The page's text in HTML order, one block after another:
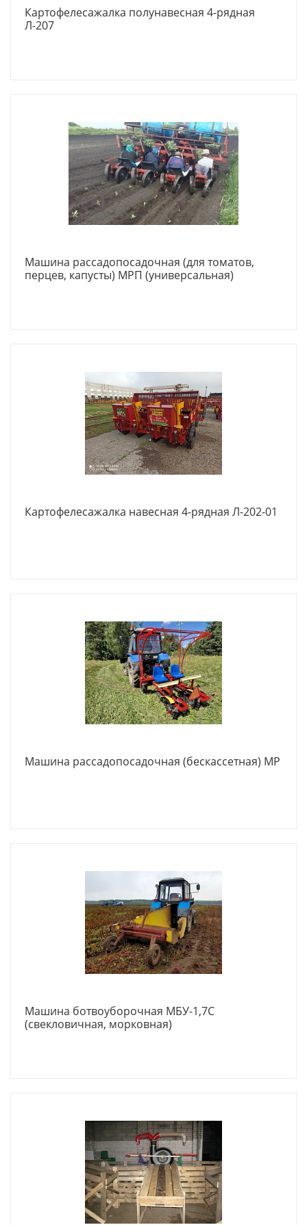
Картофелесажалка полунавесная 4-рядная
Л-207
Машина рассадопосадочная (для томатов,
перцев, капусты) МРП (универсальная)
Картофелесажалка навесная 4-рядная Л-202-01
Машина рассадопосадочная (бескассетная) МР
Машина ботвоуборочная МБУ-1,7С
(свекловичная, морковная)